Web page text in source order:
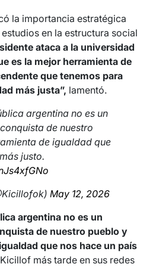
la importancia estratégica
en la estructura social
ataca a la universidad
es la mejor herramienta de
que tenemos para
más justa”, lamentó.
argentina no es un
de nuestro
de igualdad que
justo.
May 12, 2026
argentina no es un
de nuestro pueblo y
que nos hace un país
más tarde en sus redes